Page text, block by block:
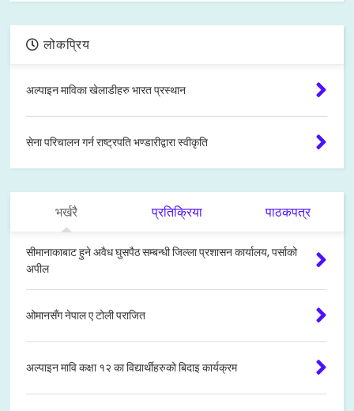
लोकप्रिय
अल्पाइन माविका खेलाडीहरु भारत प्रस्थान
सेना परिचालन गर्न राष्ट्रपति भण्डारीद्वारा स्वीकृति
भर्खरै प्रतिक्रिया पाठकपत्र
सीमानाकाबाट हुने अवैध घुसपैठ सम्बन्धी जिल्ला प्रशासन कार्यालय, पर्साको
अपील
ओमानसँग नेपाल ए टोली पराजित
अल्पाइन मावि कक्षा १२ का विद्यार्थीहरुको बिदाइ कार्यक्रम